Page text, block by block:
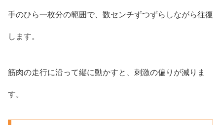
手のひら一枚分の範囲で、数センチずつずらしながら往復
します。
筋肉の走行に沿って縦に動かすと、刺激の偏りが減りま
す。